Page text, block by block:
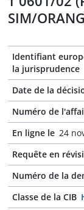
SIM/
Identifiant
la jurisprudence
Date de la
Numéro de
En ligne le 24
Requête en
Numéro de la
Classe de la CIB